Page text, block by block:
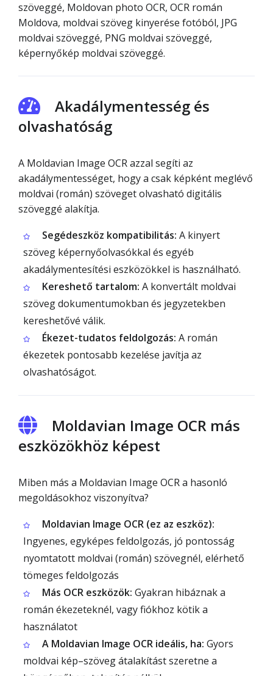
szöveggé, Moldovan photo OCR, OCR román
Moldova, moldvai szöveg kinyerése fotóból, JPG
moldvai szöveggé, PNG moldvai szöveggé,
képernyőkép moldvai szöveggé.
Akadálymentesség és
olvashatóság
A Moldavian Image OCR azzal segíti az
akadálymentességet, hogy a csak képként meglévő
moldvai (román) szöveget olvasható digitális
szöveggé alakítja.
Segédeszköz kompatibilitás: A kinyert
szöveg képernyőolvasókkal és egyéb
akadálymentesítési eszközökkel is használható.
Kereshető tartalom: A konvertált moldvai
szöveg dokumentumokban és jegyzetekben
kereshetővé válik.
Ékezet-tudatos feldolgozás: A román
ékezetek pontosabb kezelése javítja az
olvashatóságot.
Moldavian Image OCR más
eszközökhöz képest
Miben más a Moldavian Image OCR a hasonló
megoldásokhoz viszonyítva?
Moldavian Image OCR (ez az eszköz):
Ingyenes, egyképes feldolgozás, jó pontosság
nyomtatott moldvai (román) szövegnél, elérhető
tömeges feldolgozás
Más OCR eszközök: Gyakran hibáznak a
román ékezeteknél, vagy fiókhoz kötik a
használatot
A Moldavian Image OCR ideális, ha: Gyors
moldvai kép–szöveg átalakítást szeretne a